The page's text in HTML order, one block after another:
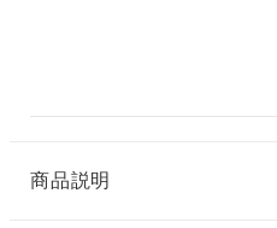
商品説明